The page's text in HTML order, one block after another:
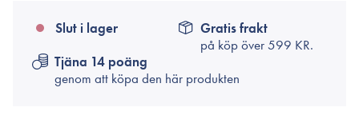
Slut i lager
Gratis frakt
på köp över599 KR.
Tjäna 14 poäng
genom att köpa den här produkten